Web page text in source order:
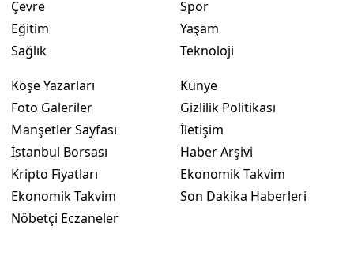
Çevre
Eğitim
Sağlık
Spor
Yaşam
Teknoloji
Köşe Yazarları
Foto Galeriler
Manşetler Sayfası
İstanbul Borsası
Kripto Fiyatları
Ekonomik Takvim
Nöbetçi Eczaneler
Künye
Gizlilik Politikası
İletişim
Haber Arşivi
Ekonomik Takvim
Son Dakika Haberleri